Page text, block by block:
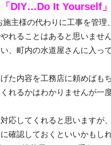
「 DIY…Do It Yourself」
主様の代わりに工事を管理
れることはあると思いませ
、町内の水道屋さんに入っ
た内容を工務店に頼めばも
れるかはわかりませんが一
応してくれると思いますが
確認しておくといいかもしれ